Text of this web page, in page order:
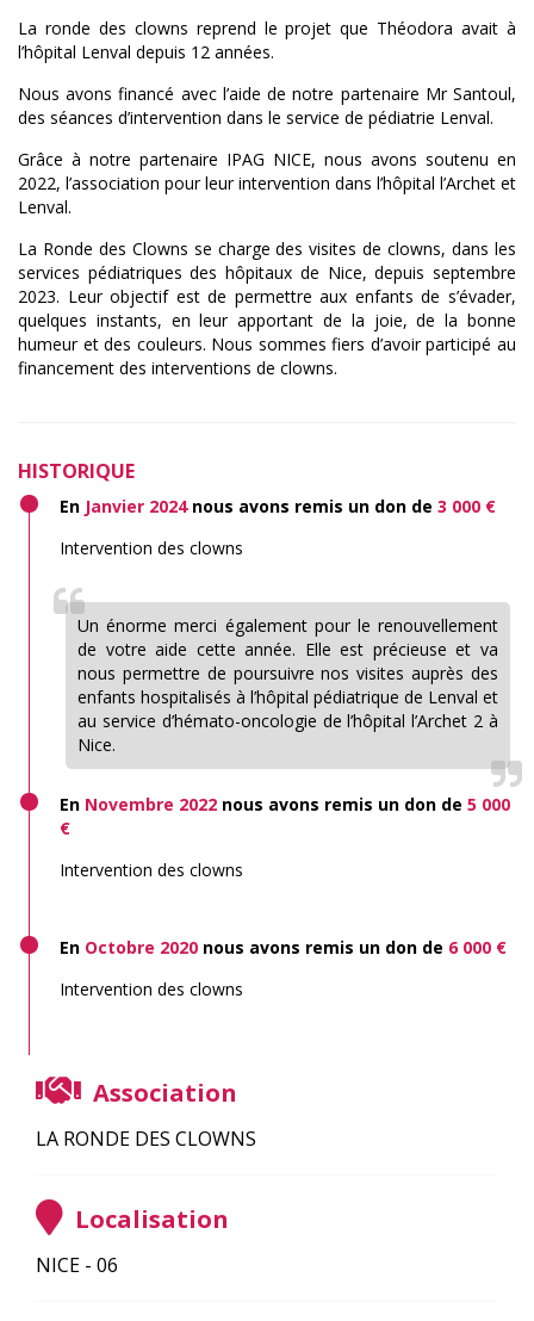
La ronde des clowns reprend le projet que Théodora avait à
l’hôpital Lenval depuis 12 années.
Nous avons financé avec l’aide de notre partenaire Mr Santoul,
des séances d’intervention dans le service de pédiatrie Lenval.
Grâce à notre partenaire IPAG NICE, nous avons soutenu en
2022, l’association pour leur intervention dans l’hôpital l’Archet et
Lenval.
La Ronde des Clowns se charge des visites de clowns, dans les
services pédiatriques des hôpitaux de Nice, depuis septembre
2023. Leur objectif est de permettre aux enfants de s’évader,
quelques instants, en leur apportant de la joie, de la bonne
humeur et des couleurs. Nous sommes fiers d’avoir participé au
financement des interventions de clowns.
HISTORIQUE
En Janvier 2024nous avons remis un don de 3 000 €
Intervention des clowns
Un énorme merci également pour le renouvellement
de votre aide cette année. Elle est précieuse et va
nous permettre de poursuivre nos visites auprès des
enfants hospitalisés à l’hôpital pédiatrique de Lenval et
au service d’hémato-oncologie de l’hôpital l’Archet 2 à
Nice.
En Novembre 2022 nous avons remis un don de 5 000
€
Intervention des clowns
En Octobre 2020 nous avons remis un don de 6 000 €
Intervention des clowns
Association
LA RONDE DES CLOWNS
Localisation
NICE - 06